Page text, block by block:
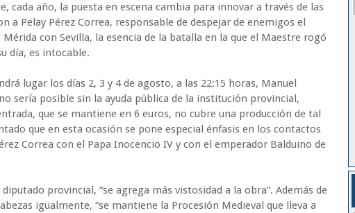
cada año, la puesta en escena cambia para innovar a través de las
a Pelay Pérez Correa, responsable de despejar de enemigos el
con Sevilla, la esencia de la batalla en la que el Maestre rogó
día, es intocable.
lugar los días 2, 3 y 4 de agosto, a las 22:15 horas, Manuel
sería posible sin la ayuda pública de la institución provincial,
que se mantiene en 6 euros, no cubre una producción de tal
que en esta ocasión se pone especial énfasis en los contactos
Correa con el Papa Inocencio IV y con el emperador Balduino de
provincial, “se agrega más vistosidad a la obra”. Además de
igualmente, “se mantiene la Procesión Medieval que lleva a